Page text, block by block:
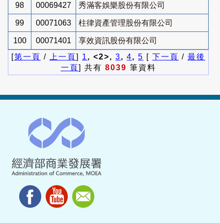
98 00069427 秀滿客娛樂股份有限公司
99 00071063 柱律資產管理股份有限公司
100 00071401
享效資訊股份有限公司
[第一頁 / 上一頁] 1 , <2>, 3, 4, 5 [ 下一頁 / 最後
一頁] 共有 8039 筆資料